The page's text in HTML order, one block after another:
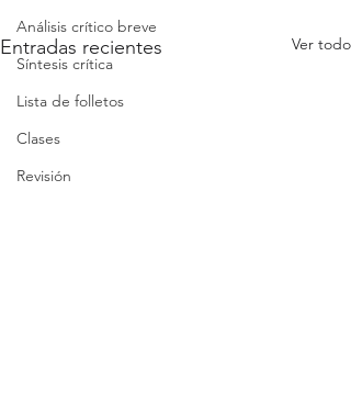
Análisis crítico breve
Síntesis crítica
Lista de folletos
Clases
Revisión
Entradas recientes Ver todo